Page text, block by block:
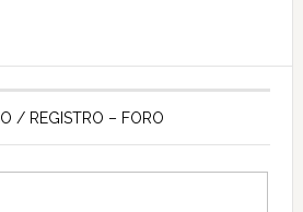
/ REGISTRO – FORO